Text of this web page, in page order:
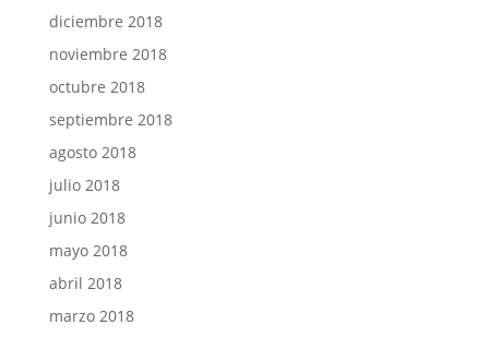
diciembre 2018
noviembre 2018
octubre 2018
septiembre 2018
agosto 2018
julio 2018
junio 2018
mayo 2018
abril 2018
marzo 2018